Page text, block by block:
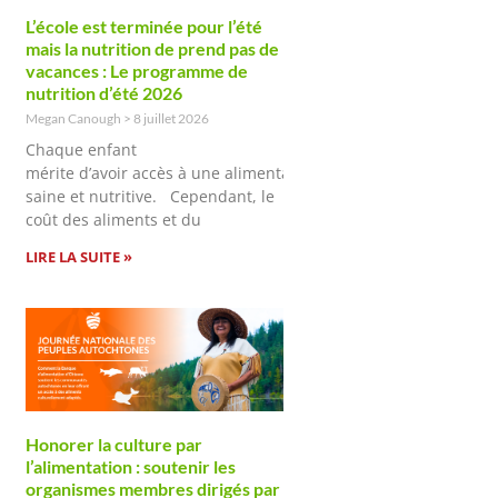
L’école est terminée pour l’été
mais la nutrition de prend pas de
vacances : Le programme de
nutrition d’été 2026
Megan Canough 8 juillet 2026
Chaque enfant
mérite d’avoir accès à une alimentation
saine et nutritive. Cependant, le
coût des aliments et du
LIRE LA SUITE »
Honorer la culture par
l’alimentation : soutenir les
organismes membres dirigés par